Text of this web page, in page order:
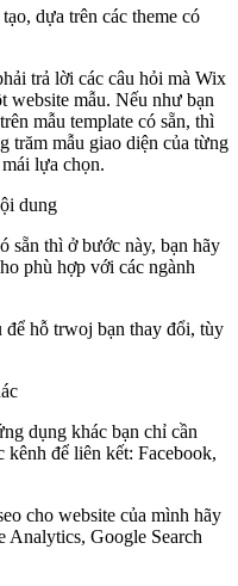
dựa trên các theme có
trả lời các câu hỏi mà Wix
website mẫu. Nếu như bạn
mẫu template có sẵn, thì
trăm mẫu giao diện của từng
lựa chọn.
dung
sẵn thì ở bước này, bạn hãy
phù hợp với các ngành
để hỗ trwoj bạn thay đổi, tùy
dụng khác bạn chỉ cần
để liên kết: Facebook,
cho website của mình hãy
Analytics, Google Search